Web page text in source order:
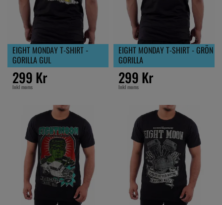
EIGHT MONDAY T-SHIRT -
GORILLA GUL
299 Kr
Inkl moms
EIGHT MONDAY T-SHIRT - GRÖN
GORILLA
299 Kr
Inkl moms